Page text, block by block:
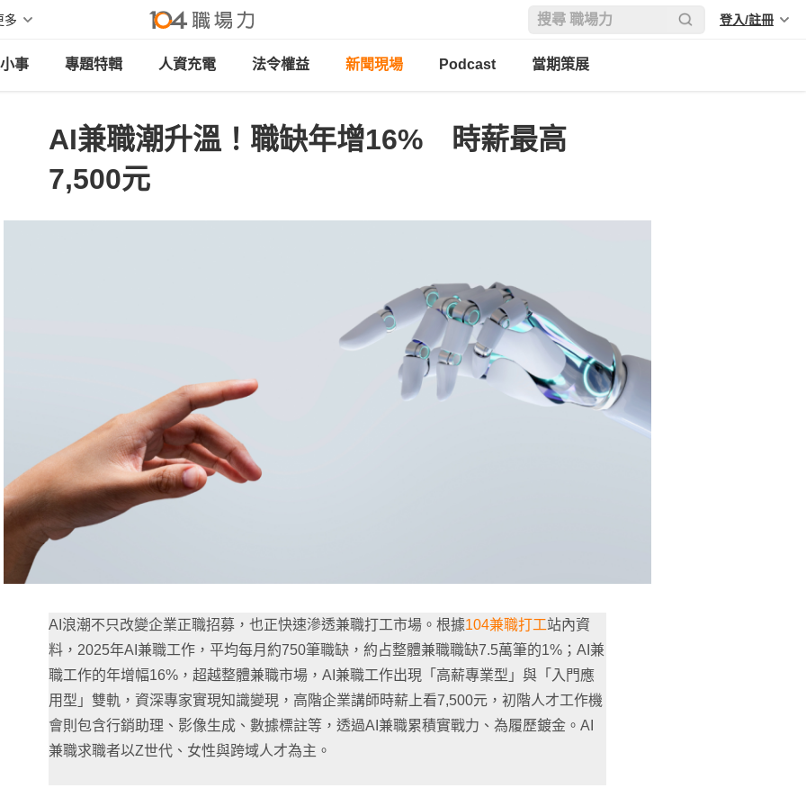
多 登入/註冊
事 專題特輯 人資充電 法令權益 新聞現場 Podcast 當期策展
AI兼職潮升溫！職缺年增16% 時薪最高
7,500元
AI浪潮不只改變企業正職招募，也正快速滲透兼職打工市場。根據104兼職打工站內資
料，2025年AI兼職工作，平均每月約750筆職缺，約占整體兼職職缺7.5萬筆的1%；AI兼
職工作的年增幅16%，超越整體兼職市場，AI兼職工作出現「高薪專業型」與「入門應
用型」雙軌，資深專家實現知識變現，高階企業講師時薪上看7,500元，初階人才工作機
會則包含行銷助理、影像生成、數據標註等，透過AI兼職累積實戰力、為履歷鍍金。AI
兼職求職者以Z世代、女性與跨域人才為主。